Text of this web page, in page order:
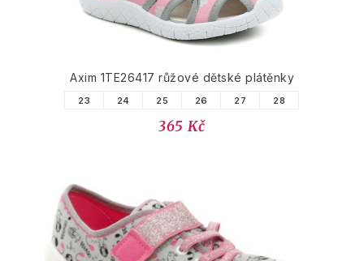
Axim 1TE26417 růžové dětské plátěnky
23 24 25 26 27 28
365 Kč